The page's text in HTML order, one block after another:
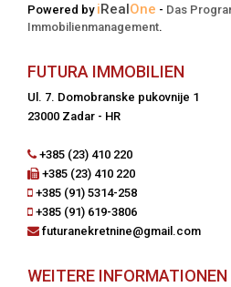
Powered by iReal One - Das
Immobilienmanagement.
FUTURA IMMOBILIEN
Ul. 7. Domobranske pukovnije 1
23000 Zadar - HR
+385 (23) 410 220
+385 (23) 410 220
+385 (91) 5314-258
+385 (91) 619-3806
futuranekretnine@gmail.com
WEITERE INFORMATIONEN